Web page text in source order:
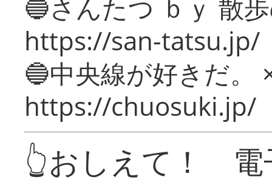
🔵さんたつ ｂｙ 散
https://san-tatsu.jp/
🔵中央線が好きだ。
https://chuosuki.jp/
👆おしえて！ 電